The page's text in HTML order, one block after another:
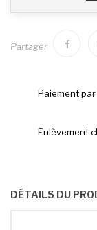
Partager
Paiement
Enlèvement
DÉTAILS DU